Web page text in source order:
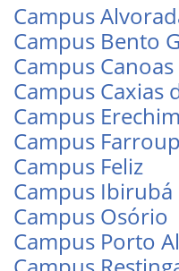
Campus
Campus Bento
Campus Canoas
Campus Caxias
Campus Erechim
Campus
Campus Feliz
Campus Ibirubá
Campus Osório
Campus Porto